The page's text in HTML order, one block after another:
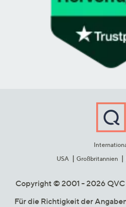
USA
Großbritannien
Copyright © 2001 - 2026 QVC
Für die Richtigkeit der